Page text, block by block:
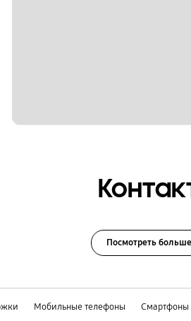
Посмотреть больше
Мобильные телефоны Смартфоны